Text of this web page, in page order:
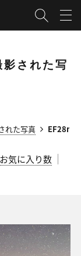
された写
れた写真
お気に入り数